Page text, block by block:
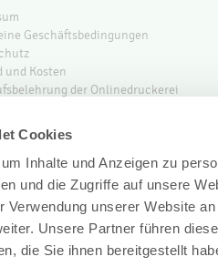
Cookies
Inhalte und Anzeigen zu
und die Zugriffe auf unsere
Verwendung unserer Website
Unsere Partner führen
die Sie ihnen bereitgestellt
Geschäftsbedingungen
und Kosten
der Onlinedruckerei